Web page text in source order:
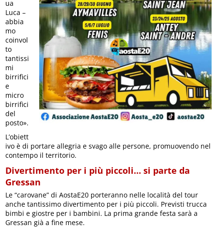
ua
Luca –
abbia
mo
coinvol
to
tantissi
mi
birrifici
e
micro
birrifici
del
posto».
L’obiett
ivo è di portare allegria e svago alle persone, promuovendo nel
contempo il territorio.
Divertimento per i più piccoli… si parte da
Gressan
Le “carovane” di AostaE20 porteranno nelle località del tour
anche tantissimo divertimento per i più piccoli. Previsti trucca
bimbi e giostre per i bambini. La prima grande festa sarà a
Gressan già a fine mese.